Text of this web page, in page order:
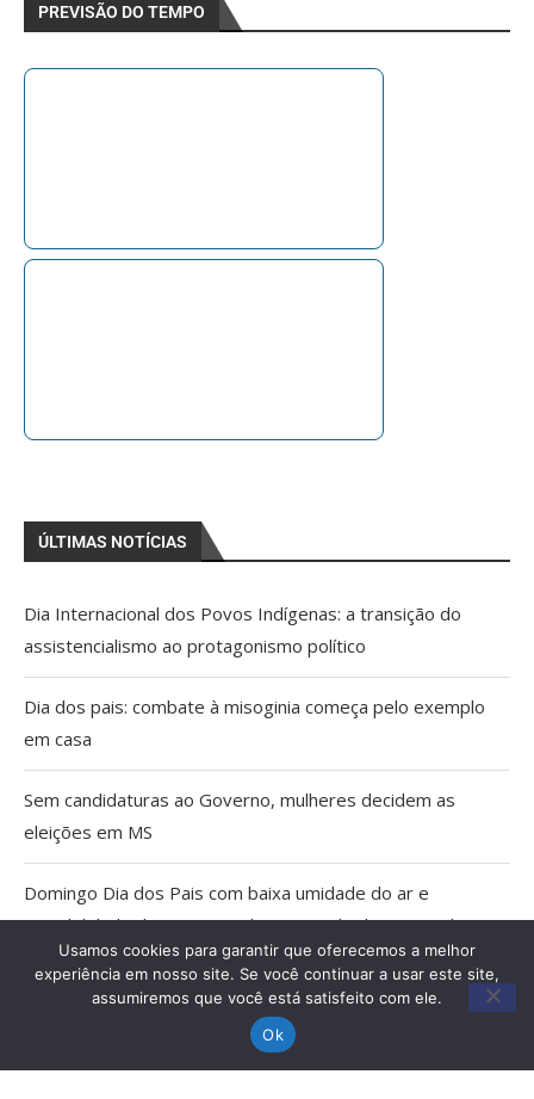
PREVISÃO DO TEMPO
ÚLTIMAS NOTÍCIAS
Dia Internacional dos Povos Indígenas: a transição do
assistencialismo ao protagonismo político
Dia dos pais: combate à misoginia começa pelo exemplo
em casa
Sem candidaturas ao Governo, mulheres decidem as
eleições em MS
Domingo Dia dos Pais com baixa umidade do ar e
possibilidade de tempestade no Estado do Pantanal
Agosto Lilás: Caminhada e palestras em Miranda marcam
20 anos da Lei Maria da Penha
Usamos cookies para garantir que oferecemos a melhor
experiência em nosso site. Se você continuar a usar este site,
assumiremos que você está satisfeito com ele.
Ok